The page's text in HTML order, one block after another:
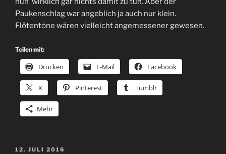
Paukenschlag war angeblich ja auch nur klein.
Flötentöne wären vielleicht angemessener gewesen.
Teilen mit:
Drucken E-Mail Facebook
X Pinterest Tumblr
Mehr
VERÖFFENTLICHT
12. JULI 2016